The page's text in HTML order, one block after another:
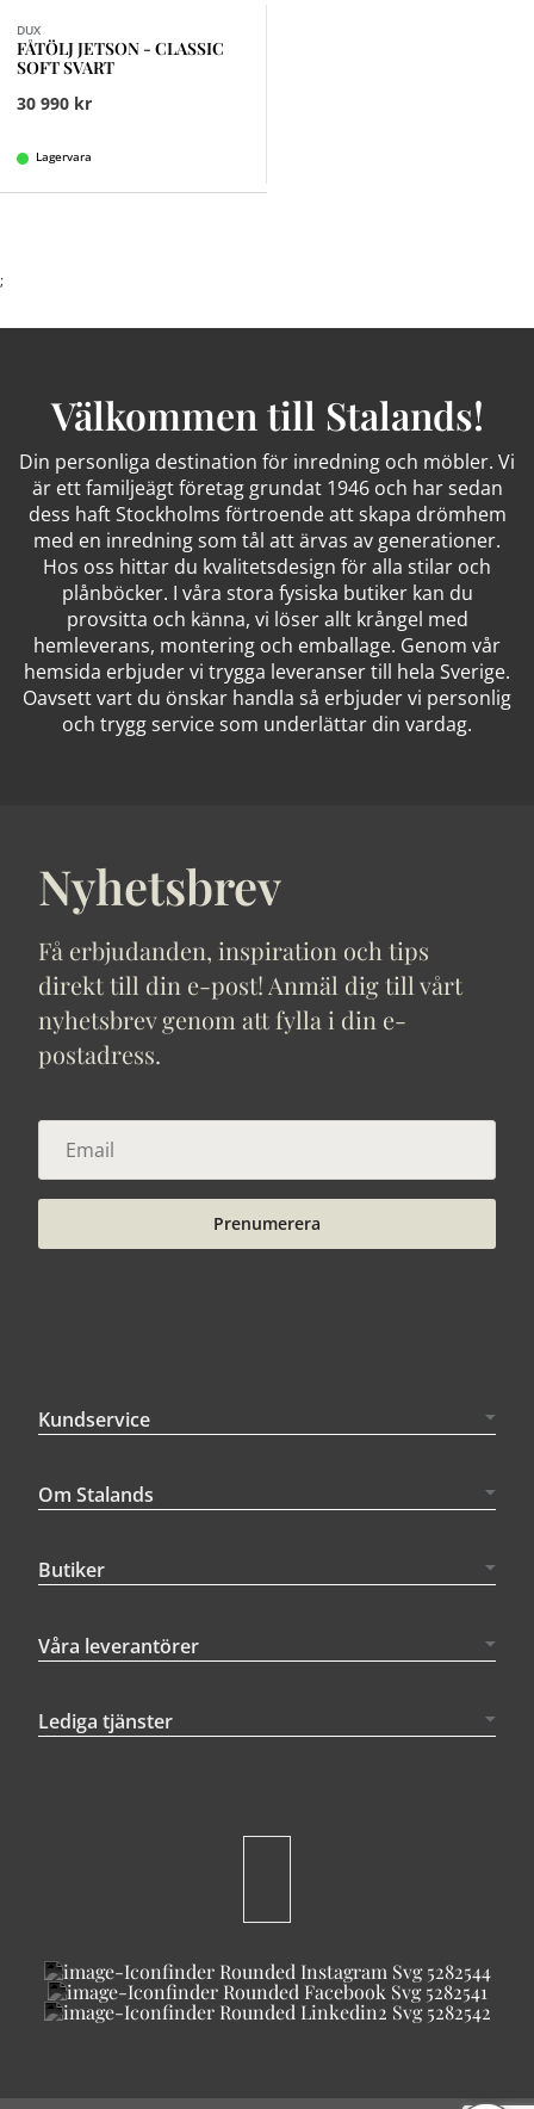
DUX
FÅTÖLJ JETSON - CLASSIC
SOFT SVART
30 990 kr
Lagervara
;
Välkommen till Stalands!
Din personliga destination för inredning och möbler. Vi
är ett familjeägt företag grundat 1946 och har sedan
dess haft Stockholms förtroende att skapa drömhem
med en inredning som tål att ärvas av generationer.
Hos oss hittar du kvalitetsdesign för alla stilar och
plånböcker. I våra stora fysiska butiker kan du
provsitta och känna, vi löser allt krångel med
hemleverans, montering och emballage. Genom vår
hemsida erbjuder vi trygga leveranser till hela Sverige.
Oavsett vart du önskar handla så erbjuder vi personlig
och trygg service som underlättar din vardag.
Nyhetsbrev
Få erbjudanden, inspiration och tips
direkt till din e-post! Anmäl dig till vårt
nyhetsbrev genom att fylla i din e-
postadress.
Prenumerera
Kundservice
Om Stalands
Butiker
Våra leverantörer
Lediga tjänster